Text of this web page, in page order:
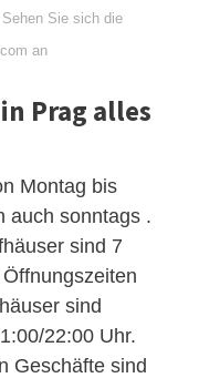
Sehen Sie sich die
an
Prag alles
Montag bis
auch sonntags .
sind 7
sind
22:00 Uhr.
Geschäfte sind